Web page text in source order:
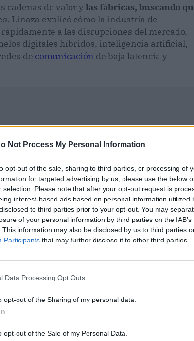
Not Process My Personal Information
opt-out of the sale, sharing to third parties, or processing of
for targeted advertising by us, please use the below
selection. Please note that after your opt-out request is
interest-based ads based on personal information utilized
to third parties prior to your opt-out. You may
of your personal information by third parties on the
This information may also be disclosed by us to third parties
Participants that may further disclose it to other third parties.
Data Processing Opt Outs
opt-out of the Sharing of my personal data.
opt-out of the Sale of my Personal Data.
cadenas de valor ylas fábricas, buscando
Linaza explicó cómo la industria de
a las disrupciones del mercado,
digitales híbridos, inteligencia artificial,
de comunicación de baja latencia y